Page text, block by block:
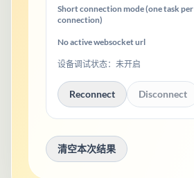
Short connection mode (one task per
connection)
No active websocket url
设备调试状态： 未开启
Reconnect Disconnect
清空本次结果